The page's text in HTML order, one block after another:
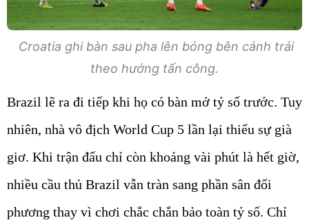
Croatia ghi bàn sau pha lên bóng bên cánh trái
theo hướng tấn công.
Brazil lẽ ra đi tiếp khi họ có bàn mở tỷ số trước. Tuy
nhiên, nhà vô địch World Cup 5 lần lại thiếu sự già
giơ. Khi trận đấu chỉ còn khoảng vài phút là hết giờ,
nhiều cầu thủ Brazil vẫn tràn sang phần sân đối
phương thay vì chơi chắc chắn bảo toàn tỷ số. Chỉ